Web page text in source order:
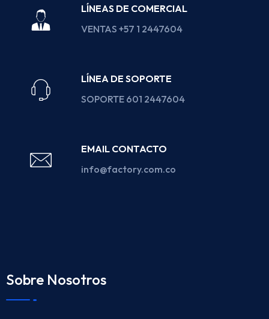
LÍNEAS DE COMERCIAL
VENTAS +57 1 2447604
LÍNEA DE SOPORTE
SOPORTE 601 2447604
EMAIL CONTACTO
info@factory.com.co
Sobre Nosotros